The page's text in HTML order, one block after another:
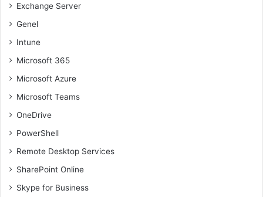
Exchange Server
Genel
Intune
Microsoft 365
Microsoft Azure
Microsoft Teams
OneDrive
PowerShell
Remote Desktop Services
SharePoint Online
Skype for Business